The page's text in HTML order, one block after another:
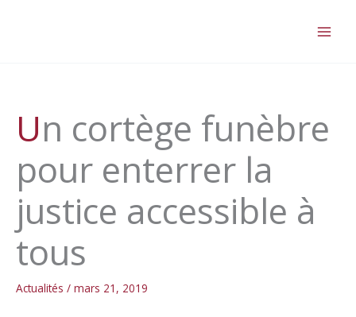
Un cortège funèbre
pour enterrer la
justice accessible à
tous
Actualités / mars 21, 2019